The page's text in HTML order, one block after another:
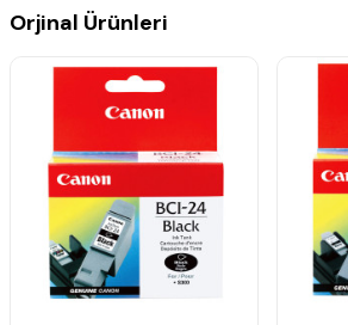
i350, Canon Bubblejet i450, Canon
Canon S Serisi:
Canon S200, Canon S200X, Canon S300
Canon Smartbase MP-200, Canon
Smartbase MP-370, Canon Smartbase
Canon Pixma iP Serisi:
Canon Pixma iP-1000, Canon Pixma iP-
2000
Canon Pixma MP Serisi:
Canon Pixma MP-110, Canon Pixma MP-130,
Orjinal Ürünleri